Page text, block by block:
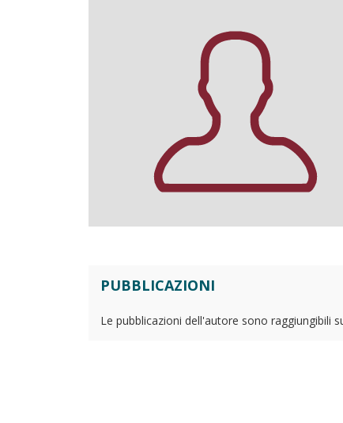
PUBBLICAZIONI
Le pubblicazioni dell'autore sono raggiungibili